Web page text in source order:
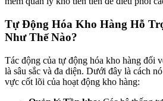
Tự Động Hóa Kho Hàng Hỗ
Như Thế Nào?
Tác động của tự động hóa kho hàng đối
là sâu sắc và đa diện. Dưới đây là cách
vực cốt lõi của hoạt động kho hàng: